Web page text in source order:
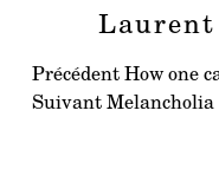
Navigation
de
PrécédentArticle
précédent :
How one
SuivantArticle
Melancholia